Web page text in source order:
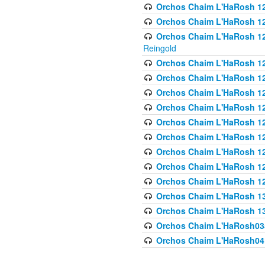
Orchos Chaim L'HaRosh
Orchos Chaim L'HaRosh
Orchos Chaim L'HaRosh
Reingold
Orchos Chaim L'HaRosh
Orchos Chaim L'HaRosh
Orchos Chaim L'HaRosh
Orchos Chaim L'HaRosh
Orchos Chaim L'HaRosh
Orchos Chaim L'HaRosh
Orchos Chaim L'HaRosh
Orchos Chaim L'HaRosh
Orchos Chaim L'HaRosh
Orchos Chaim L'HaRosh
Orchos Chaim L'HaRosh
Orchos Chaim
Orchos Chaim